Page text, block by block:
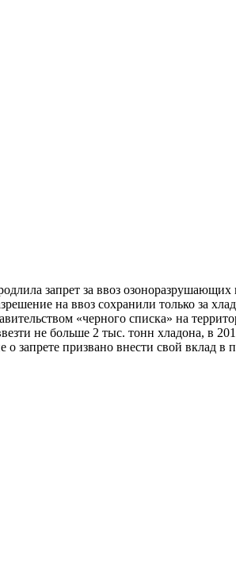
запрет за ввоз озоноразрушающих
на ввоз сохранили только за
«черного списка» на
не больше 2 тыс. тонн хладона, в
призвано внести свой вклад в